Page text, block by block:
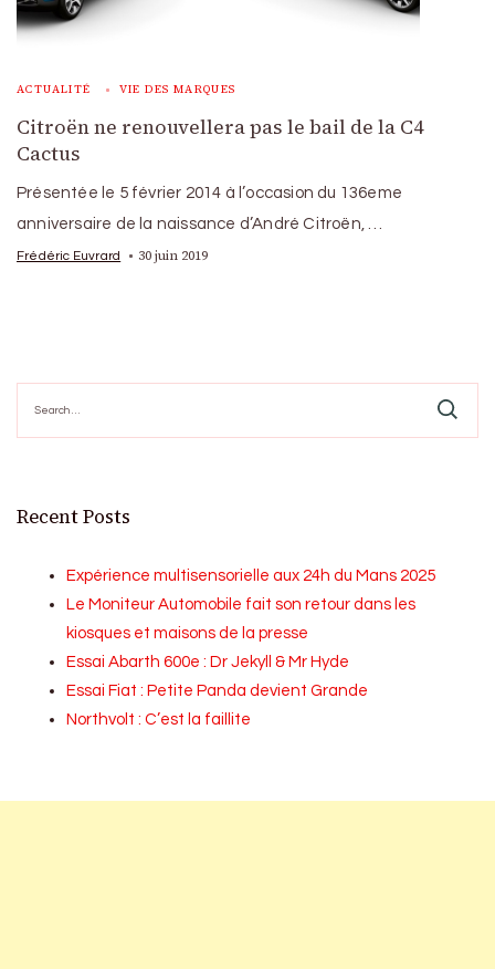
ACTUALITÉ VIE DES MARQUES
Citroën ne renouvellera pas le bail de la C4
Cactus
Présentée le 5 février 2014 à l’occasion du 136eme
anniversaire de la naissance d’André Citroën, …
Frédéric Euvrard 30 juin 2019
for:
Recent Posts
Expérience multisensorielle aux 24h du Mans 2025
Le Moniteur Automobile fait son retour dans les
kiosques et maisons de la presse
Essai Abarth 600e : Dr Jekyll & Mr Hyde
Essai Fiat : Petite Panda devient Grande
Northvolt : C’est la faillite